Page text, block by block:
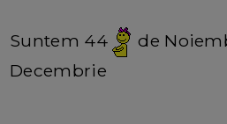
Suntem 44 de
Decembrie